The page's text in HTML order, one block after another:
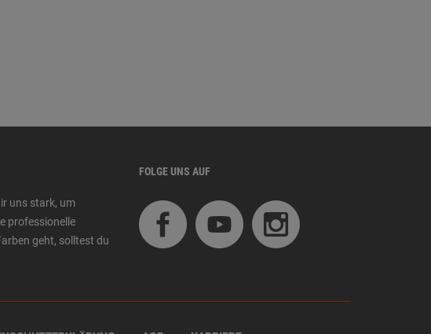
uns stark, um
professionelle
geht, solltest du
FOLGE UNS AUF